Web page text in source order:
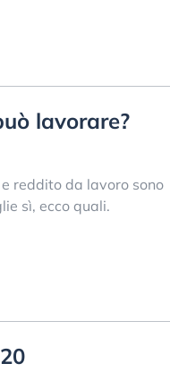
lavorare?
reddito da lavoro sono
sì, ecco quali.